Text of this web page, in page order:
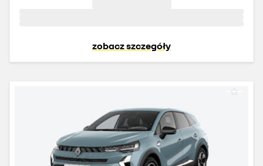
zobacz szczegóły